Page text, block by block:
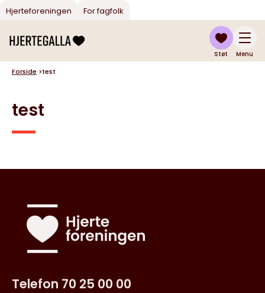
Hjerteforeningen For fagfolk
Støt Menu
Forside >test
test
Telefon 70 25 00 00